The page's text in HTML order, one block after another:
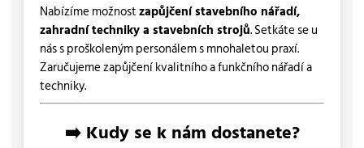
Nabízíme možnostzapůjčení stavebního nářadí,
zahradní techniky a stavebních strojů. Setkáte se u
nás s proškoleným personálem s mnohaletou praxí.
Zaručujeme zapůjčení kvalitního a funkčního nářadí a
techniky.
➡️ Kudy se k nám dostanete?